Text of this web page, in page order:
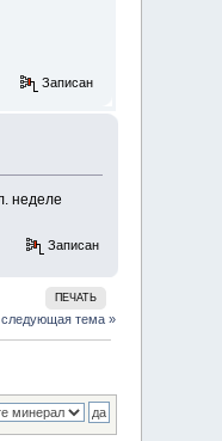
Записан
неделе
Записан
ПЕЧАТЬ
следующая тема »